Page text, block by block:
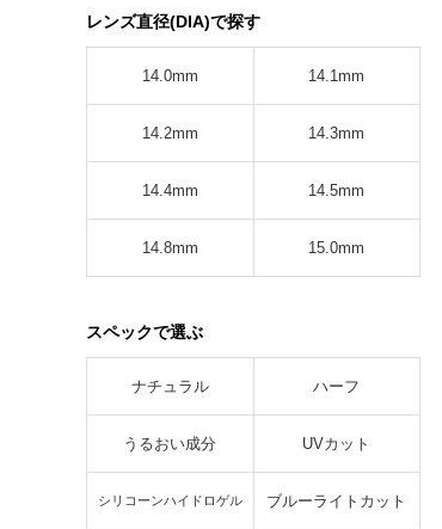
レンズ直径(DIA)で探す
14.0mm 14.1mm
14.2mm 14.3mm
14.4mm 14.5mm
14.8mm 15.0mm
スペックで選ぶ
ナチュラル ハーフ
うるおい成分 UVカット
シリコーンハイドロゲル ブルーライトカット